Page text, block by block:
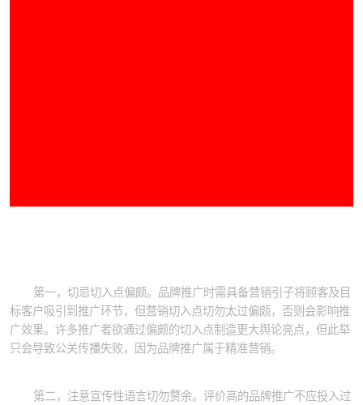
第一，切忌切入点偏颇。品牌推广时需具备营销引子将顾客及目
标客户吸引到推广环节，但营销切入点切勿太过偏颇，否则会影响推
广效果。许多推广者欲通过偏颇的切入点制造更大舆论亮点，但此举
只会导致公关传播失败，因为品牌推广属于精准营销。
第二，注意宣传性语言切勿赘余。评价高的品牌推广不应投入过